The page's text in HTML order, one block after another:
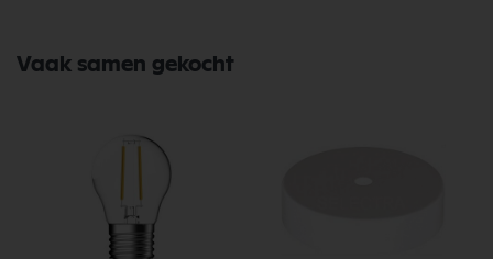
Vaak samen gekocht